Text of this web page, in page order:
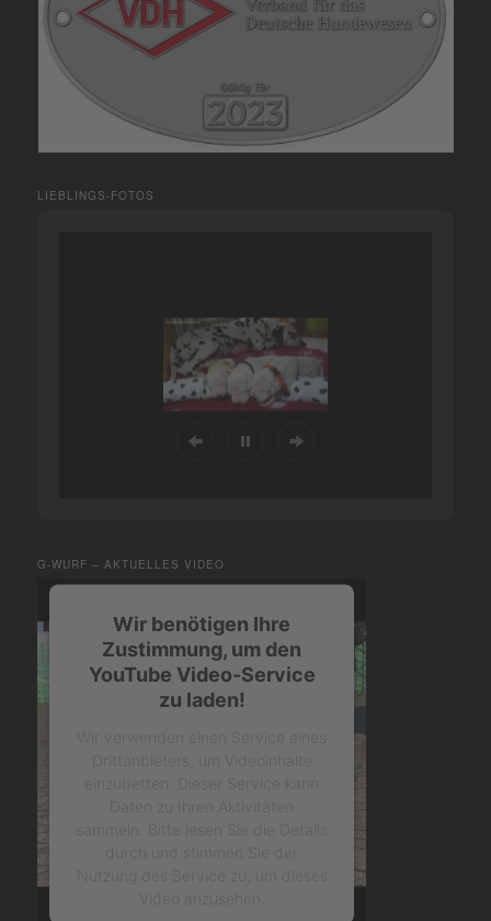
LIEBLINGS-FOTOS
G-WURF – AKTUELLES VIDEO
Wir benötigen Ihre
Zustimmung, um den
YouTube Video-Service
zu laden!